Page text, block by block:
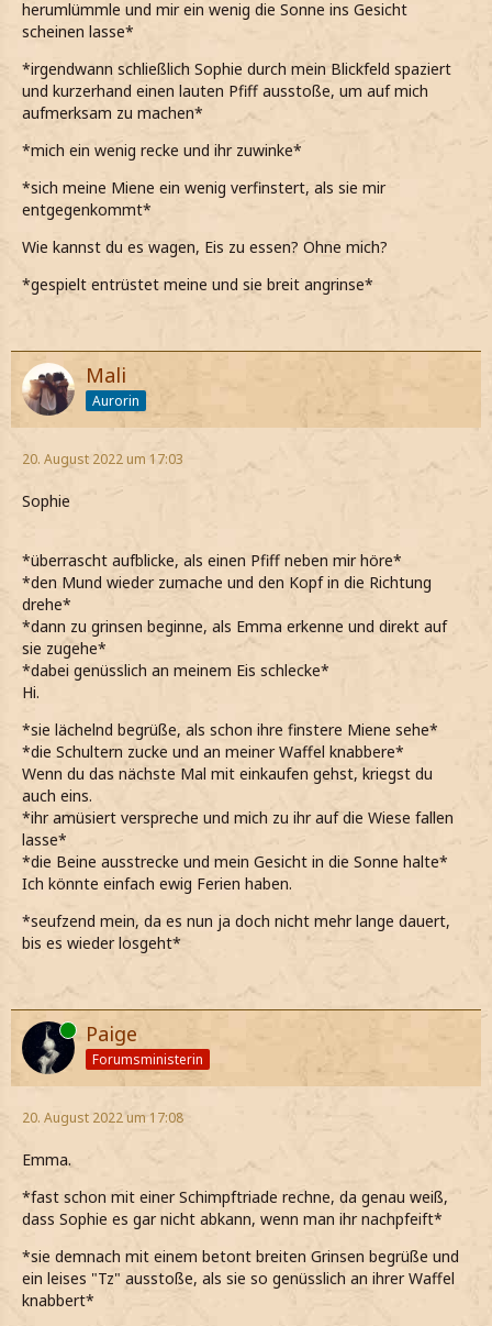
herumlümmle und mir ein wenig die Sonne ins Gesicht
scheinen lasse*
*irgendwann schließlich Sophie durch mein Blickfeld spaziert
und kurzerhand einen lauten Pfiff ausstoße, um auf mich
aufmerksam zu machen*
*mich ein wenig recke und ihr zuwinke*
*sich meine Miene ein wenig verfinstert, als sie mir
entgegenkommt*
Wie kannst du es wagen, Eis zu essen? Ohne mich?
*gespielt entrüstet meine und sie breit angrinse*
Mali
Aurorin
20. August 2022 um 17:03
Sophie
*überrascht aufblicke, als einen Pfiff neben mir höre*
*den Mund wieder zumache und den Kopf in die Richtung
drehe*
*dann zu grinsen beginne, als Emma erkenne und direkt auf
sie zugehe*
*dabei genüsslich an meinem Eis schlecke*
Hi.
*sie lächelnd begrüße, als schon ihre finstere Miene sehe*
*die Schultern zucke und an meiner Waffel knabbere*
Wenn du das nächste Mal mit einkaufen gehst, kriegst du
auch eins.
*ihr amüsiert verspreche und mich zu ihr auf die Wiese fallen
lasse*
*die Beine ausstrecke und mein Gesicht in die Sonne halte*
Ich könnte einfach ewig Ferien haben.
*seufzend mein, da es nun ja doch nicht mehr lange dauert,
bis es wieder losgeht*
Online Paige
Forumsministerin
20. August 2022 um 17:08
Emma.
*fast schon mit einer Schimpftriade rechne, da genau weiß,
dass Sophie es gar nicht abkann, wenn man ihr nachpfeift*
*sie demnach mit einem betont breiten Grinsen begrüße und
ein leises "Tz" ausstoße, als sie so genüsslich an ihrer Waffel
knabbert*